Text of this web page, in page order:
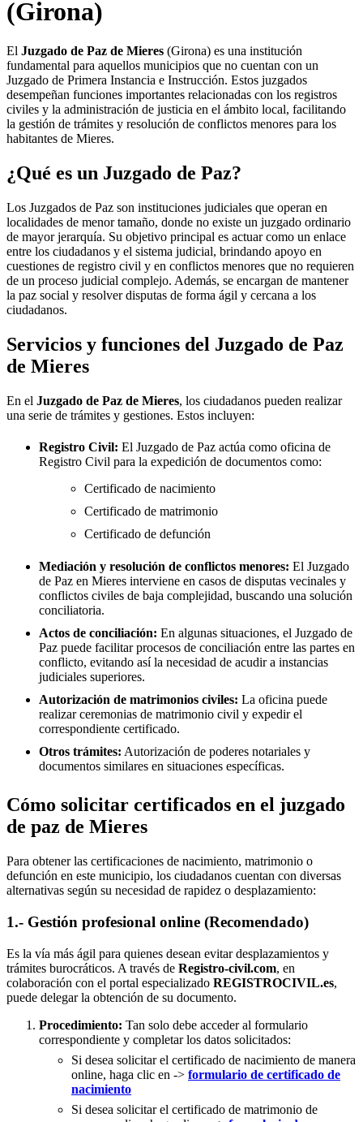
(Girona)
El Juzgado de Paz de Mieres (Girona) es una institución
fundamental para aquellos municipios que no cuentan con un
Juzgado de Primera Instancia e Instrucción. Estos juzgados
desempeñan funciones importantes relacionadas con los registros
civiles y la administración de justicia en el ámbito local, facilitando
la gestión de trámites y resolución de conflictos menores para los
habitantes de Mieres.
¿Qué es un Juzgado de Paz?
Los Juzgados de Paz son instituciones judiciales que operan en
localidades de menor tamaño, donde no existe un juzgado ordinario
de mayor jerarquía. Su objetivo principal es actuar como un enlace
entre los ciudadanos y el sistema judicial, brindando apoyo en
cuestiones de registro civil y en conflictos menores que no requieren
de un proceso judicial complejo. Además, se encargan de mantener
la paz social y resolver disputas de forma ágil y cercana a los
ciudadanos.
Servicios y funciones del Juzgado de Paz
de Mieres
En el Juzgado de Paz de Mieres, los ciudadanos pueden realizar
una serie de trámites y gestiones. Estos incluyen:
Registro Civil: El Juzgado de Paz actúa como oficina de
Registro Civil para la expedición de documentos como:
Certificado de nacimiento
Certificado de matrimonio
Certificado de defunción
Mediación y resolución de conflictos menores: El Juzgado
de Paz en Mieres interviene en casos de disputas vecinales y
conflictos civiles de baja complejidad, buscando una solución
conciliatoria.
Actos de conciliación: En algunas situaciones, el Juzgado de
Paz puede facilitar procesos de conciliación entre las partes en
conflicto, evitando así la necesidad de acudir a instancias
judiciales superiores.
Autorización de matrimonios civiles: La oficina puede
realizar ceremonias de matrimonio civil y expedir el
correspondiente certificado.
Otros trámites: Autorización de poderes notariales y
documentos similares en situaciones específicas.
Cómo solicitar certificados en el juzgado
de paz de Mieres
Para obtener las certificaciones de nacimiento, matrimonio o
defunción en este municipio, los ciudadanos cuentan con diversas
alternativas según su necesidad de rapidez o desplazamiento:
1.- Gestión profesional online (Recomendado)
Es la vía más ágil para quienes desean evitar desplazamientos y
trámites burocráticos. A través de Registro-civil.com, en
colaboración con el portal especializado REGISTROCIVIL.es,
puede delegar la obtención de su documento.
Procedimiento: Tan solo debe acceder al formulario
correspondiente y completar los datos solicitados:
Si desea solicitar el certificado de nacimiento de manera
online, haga clic en -> formulario de certificado de
nacimiento
Si desea solicitar el certificado de matrimonio de